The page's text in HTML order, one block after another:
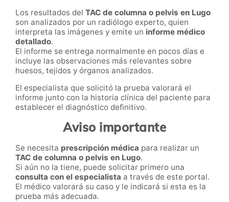
Los resultados del TAC de columna o pelvis en Lugo
son analizados por un radiólogo experto, quien
interpreta las imágenes y emite un informe médico
detallado.
El informe se entrega normalmente en pocos días e
incluye las observaciones más relevantes sobre
huesos, tejidos y órganos analizados.
El especialista que solicitó la prueba valorará el
informe junto con la historia clínica del paciente para
establecer el diagnóstico definitivo.
Aviso importante
Se necesita prescripción médica para realizar un
TAC de columna o pelvis en Lugo.
Si aún no la tiene, puede solicitar primero una
consulta con el especialista a través de este portal.
El médico valorará su caso y le indicará si esta es la
prueba más adecuada.